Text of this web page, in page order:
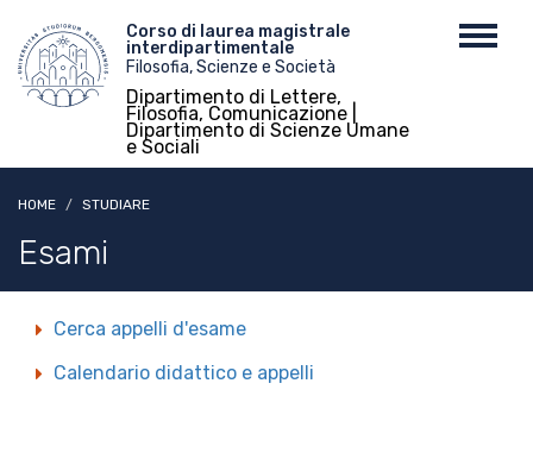
contenuto
principale
Menu
top
Corso di laurea magistrale
interdipartimentale
Filosofia, Scienze e Società
Dipartimento di Lettere,
Filosofia, Comunicazione |
Dipartimento di Scienze Umane
e Sociali
HOME STUDIARE
Esami
Cerca appelli d'esame
Calendario didattico e appelli